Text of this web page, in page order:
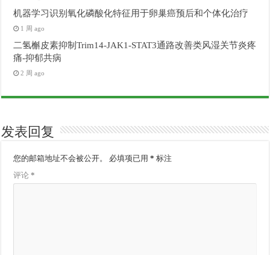
机器学习识别氧化磷酸化特征用于卵巢癌预后和个体化治疗
1 周 ago
二氢槲皮素抑制Trim14-JAK1-STAT3通路改善类风湿关节炎疼
痛-抑郁共病
2 周 ago
发表回复
您的邮箱地址不会被公开。 必填项已用* 标注
评论*